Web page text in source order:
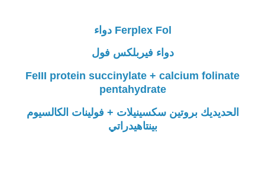
Ferplex Fol دواء
دواء فيربلكس فول
FeIII protein succinylate + calcium folinate
pentahydrate
الحديديك بروتين سكسينيلات + فولينات الكالسيوم
بينتاهيدراتي